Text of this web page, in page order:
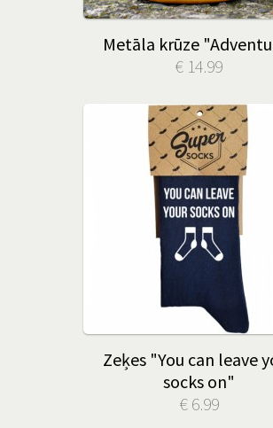
Metāla krūze
€ 14.99
Zeķes "You can leave
socks on"
€ 6.99